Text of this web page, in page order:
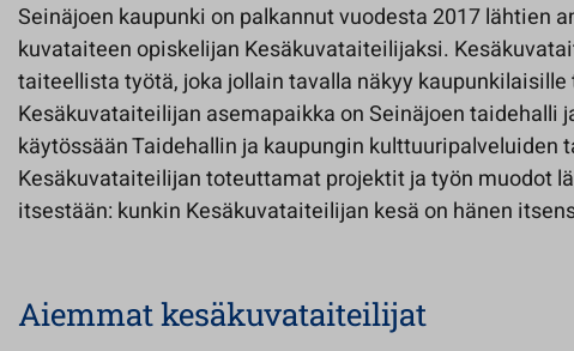
Seinäjoen kaupunki on palkannut vuodesta 2017 lähtien
kuvataiteen opiskelijan Kesäkuvataiteilijaksi.
taiteellista työtä, joka jollain tavalla näkyy
Kesäkuvataiteilijan asemapaikka on Seinäjoen taidehalli
käytössään Taidehallin ja kaupungin kulttuuripalveluiden
Kesäkuvataiteilijan toteuttamat projektit ja työn muodot
itsestään: kunkin Kesäkuvataiteilijan kesä on hänen
Aiemmat kesäkuvataiteilijat